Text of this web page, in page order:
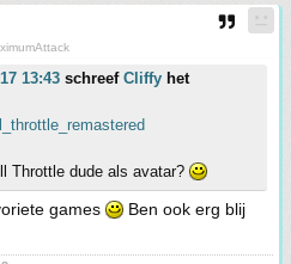
13:43 schreef Cliffy het
Throttle dude als avatar?
games
Ben ook erg blij